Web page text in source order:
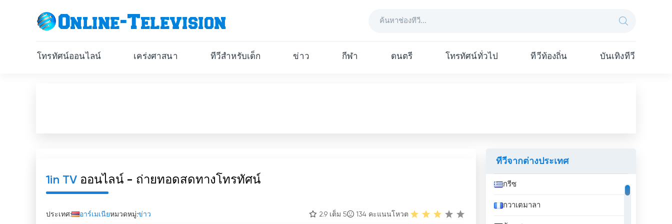
โทรทัศน์ออนไลน์ เคร่งศาสนา ทีวีสำหรับเด็ก ข่าว กีฬา ดนตรี โทรทัศน์ทั่วไป ทีวีท้องถิ่น บันเทิงทีวี
1in TV ออนไลน์ - ถ่ายทอดสดทางโทรทัศน์
ประเทศ: อาร์เมเนียหมวดหมู่:ข่าว 2.9 เต็ม 5 134 คะแนนโหวต
ทีวีจากต่างประเทศ
กรีซ
กวาเตมาลา